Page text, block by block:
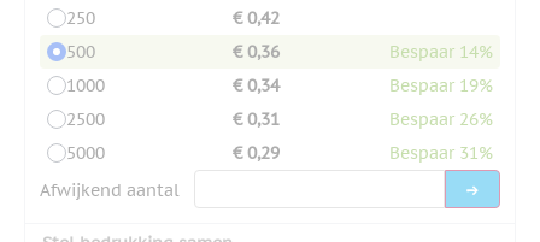
250
€ 0,42
500
€ 0,36
Bespaar 14%
1000
€ 0,34
Bespaar 19%
2500
€ 0,31
Bespaar 26%
5000
€ 0,29
Bespaar 31%
Afwijkend aantal